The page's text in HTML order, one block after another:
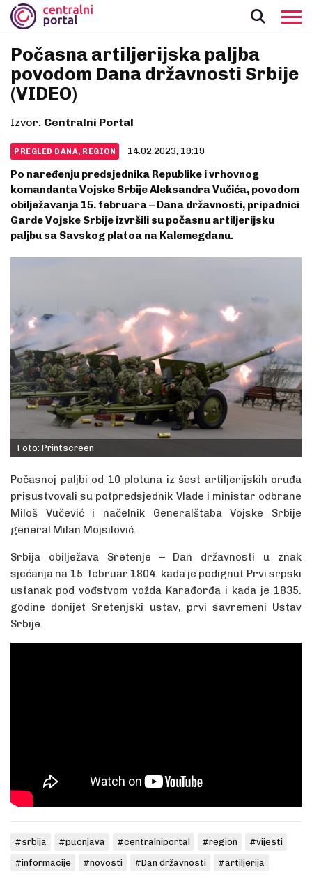
Počasna artiljerijska paljba
povodom Dana državnosti Srbije
(VIDEO)
Izvor: Centralni Portal
PREGLED DANA, REGION 14.02.2023, 19:19
Po naređenju predsjednika Republike i vrhovnog
komandanta Vojske Srbije Aleksandra Vučića, povodom
obilježavanja 15. februara – Dana državnosti, pripadnici
Garde Vojske Srbije izvršili su počasnu artiljerijsku
paljbu sa Savskog platoa na Kalemegdanu.
Foto: Printscreen
Počasnoj paljbi od 10 plotuna iz šest artiljerijskih oruđa
prisustvovali su potpredsjednik Vlade i ministar odbrane
Miloš Vučević i načelnik Generalštaba Vojske Srbije
general Milan Mojsilović.
Srbija obilježava Sretenje – Dan državnosti u znak
sjećanja na 15. februar 1804. kada je podignut Prvi srpski
ustanak pod vođstvom vožda Karađorđa i kada je 1835.
godine donijet Sretenjski ustav, prvi savremeni Ustav
Srbije.
#srbija #pucnjava #centralniportal #region
#vijesti
#informacije
#novosti #Dan državnosti #artiljerija